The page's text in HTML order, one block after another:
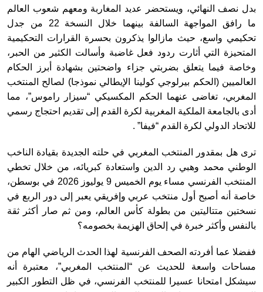
بدل نصف النهائي، ويستحضر عديد المغاربة ومعهم شعوب العالم
ما رافق المواجهة السالفة بينهما خلال النسخة 22 من جدل
تحكيمي واسع، حيث مازالوا يذكرون بحسرة القرارات التحكيمية
المتحيزة التي أثارت ردود فعل غاضبة وأسالت الكثير من الحبر،
وخاصة فيما يتعلق بضربتي جزاء واضحتين بشهادة أبرز الحكام
العالميين (الحكم بيرلوجي كولينا الإيطالي نموذجا) لصالح المنتخب
المغربي، تغاضى عنهما الحكم المكسيكي “سيزار راموس”، مما
أدى بالجامعة الملكية المغربية لكرة القدم إلى تقديم احتجاج رسمي
للاتحاد الدولي لكرة القدم “فيفا” .
ترى هل بمقدور المنتخب المغربي في حلته الجديدة بقيادة الناخب
الوطني محمد وهبي رد الدين واستعادة كبريائه، من خلال تخطي
المنتخب الفرنسي مساء يوم الخميس 9 يوليوز 2026 في بوسطن،
خاصة أنه أصبح أول منتخب عربي وإفريقي يعبر إلى دور الربع في
نسختين متتاليتين من بطولة كأس العالم، ومن ثم صار أكثر ثقة
بالنفس وأكثر خبرة في إلحاق الهزيمة بخصومه؟
ففضلا عما أفردته الصحف الفرنسية لهذا الحدث الرياضي الهام من
مساحات واسعة للحديث عن “المنتخب المغربي”، معتبرة أنه
سيشكل امتحانا عسيرا للمنتخب الفرنسي، في ظل التطور الكبير